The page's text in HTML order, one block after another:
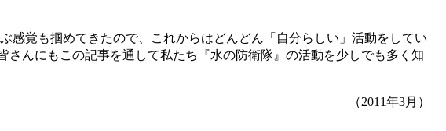
覚も掴めてきたので、これからはどんどん「自分らしい」活動をしてい
んにもこの記事を通して私たち『水の防衛隊』の活動を少しでも多く知
（2011年3月）